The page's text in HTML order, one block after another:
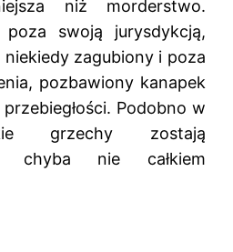
niż morderstwo.
poza swoją jurysdykcją,
zagubiony i poza
pozbawiony kanapek
Podobno w
grzechy zostają
chyba nie całkiem